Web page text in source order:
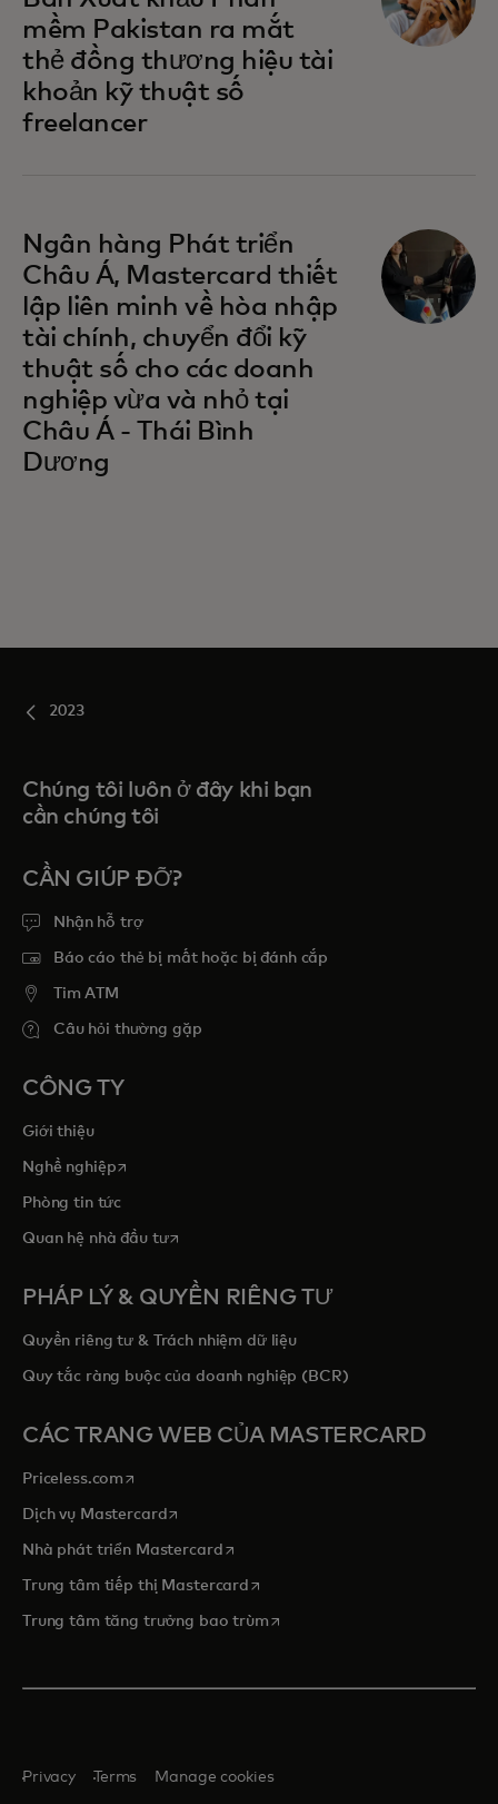
mềm Pakistan ra mắt
thẻ đồng thương hiệu tài
khoản kỹ thuật số
freelancer
Ngân hàng Phát triển
Châu Á, Mastercard thiết
lập liên minh về hòa nhập
tài chính, chuyển đổi kỹ
thuật số cho các doanh
nghiệp vừa và nhỏ tại
Châu Á - Thái Bình
Dương
opens in a new tab
2023
Chúng tôi luôn ở đây khi bạn
cần chúng tôi
CẦN GIÚP ĐỠ?
Nhận hỗ trợ
Báo cáo thẻ bị mất hoặc bị đánh cắp
Tim ATM
Câu hỏi thường gặp
CÔNG TY
Giới thiệu
Nghề nghiệpopens in a new tab
Phòng tin tức
Quan hệ nhà đầu tưopens in a new tab
PHÁP LÝ & QUYỀN RIÊNG TƯ
Quyền riêng tư & Trách nhiệm dữ liệu
Quy tắc ràng buộc của doanh nghiệp (BCR)
CÁC TRANG WEB CỦA MASTERCARD
Priceless.com opens in a new tab
Dịch vụ Mastercardopens in a new tab
Nhà phát triển Mastercardopens in a new tab
Trung tâm tiếp thị Mastercardopens in a new tab
Trung tâm tăng trưởng bao trùmopens in a new tab
Privacy Terms Manage cookies